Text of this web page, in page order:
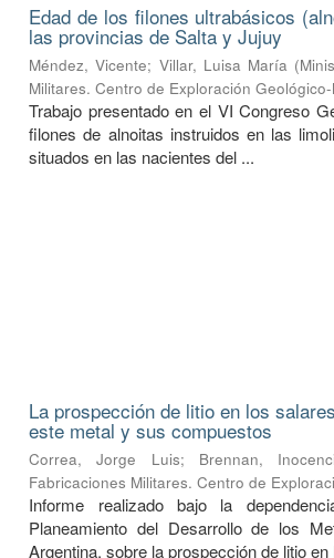
Edad de los filones ultrabásicos
las provincias de Salta y Jujuy
Méndez, Vicente; Villar, Luisa María (
Militares. Centro de Exploración
Trabajo presentado en el VI Congreso
filones de alnoitas instruidos en las
situados en las nacientes del ...
La prospección de litio en los
este metal y sus compuestos
Correa, Jorge Luis; Brennan,
Fabricaciones Militares. Centro de
Informe realizado bajo la
Planeamiento del Desarrollo de los
Argentina, sobre la prospección de litio